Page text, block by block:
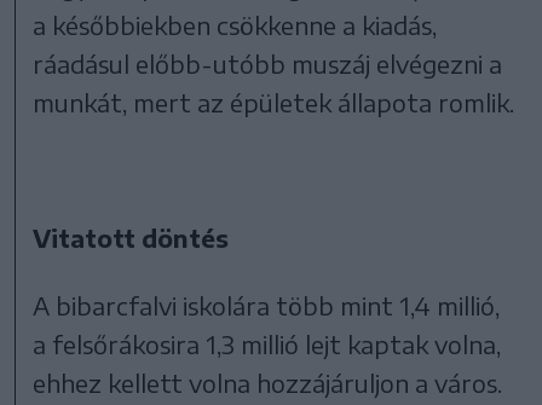
a későbbiekben csökkenne a kiadás,
ráadásul előbb-utóbb muszáj elvégezni a
munkát, mert az épületek állapota romlik.
Vitatott döntés
A bibarcfalvi iskolára több mint 1,4 millió,
a felsőrákosira 1,3 millió lejt kaptak volna,
ehhez kellett volna hozzájáruljon a város.